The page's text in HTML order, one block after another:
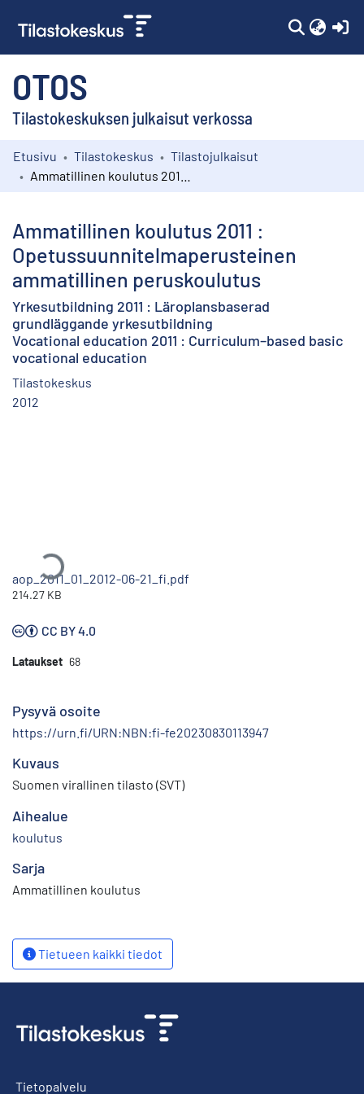
OTOS
Tilastokeskuksen julkaisut verkossa
Kokoelmat
Etusivu Tilastokeskus
Tilastojulkaisut
Ammatillinen koulutus 2011 :
Opetussuunnitelmaperusteinen
ammatillinen peruskoulutus
Yrkesutbildning 2011 : Läroplansbaserad
grundläggande yrkesutbildning
Vocational education 2011 : Curriculum–based basic
vocational education
Tilastokeskus
2012
Ladataan...
aop_2011_01_2012-06-21_fi.pdf
214.27 KB
CC BY 4.0
Lataukset 68
Pysyvä osoite
https://urn.fi/URN:NBN:fi-fe20230830113947
Kuvaus
Suomen virallinen tilasto (SVT)
Aihealue
koulutus
Sarja
Ammatillinen koulutus
Tietueen kaikki tiedot
Tietopalvelu